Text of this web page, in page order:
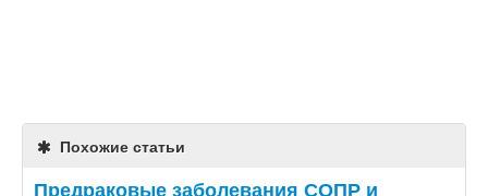
Похожие статьи
Предраковые заболевания СОПР и